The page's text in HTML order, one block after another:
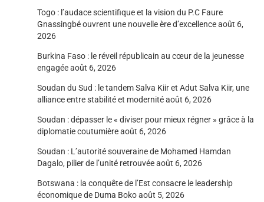
Togo : l’audace scientifique et la vision du P.C Faure
Gnassingbé ouvrent une nouvelle ère d’excellenceaoût 6,
2026
Burkina Faso : le réveil républicain au cœur de la jeunesse
engagéeaoût 6, 2026
Soudan du Sud : le tandem Salva Kiir et Adut Salva Kiir, une
alliance entre stabilité et modernitéaoût 6, 2026
Soudan : dépasser le « diviser pour mieux régner » grâce à la
diplomatie coutumièreaoût 6, 2026
Soudan : L’autorité souveraine de Mohamed Hamdan
Dagalo, pilier de l’unité retrouvéeaoût 6, 2026
Botswana : la conquête de l’Est consacre le leadership
économique de Duma Bokoaoût 5, 2026